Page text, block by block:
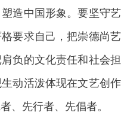
造中国形象。要坚守艺
要求自己，把崇德尚艺
负的文化责任和社会担
动活泼体现在文艺创作
、先行者、先倡者。